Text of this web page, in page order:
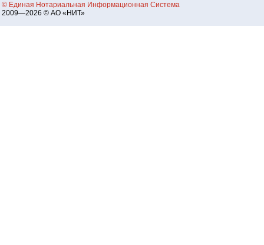
© Единая Нотариальная Информационная Система
2009—2026 © АО «НИТ»